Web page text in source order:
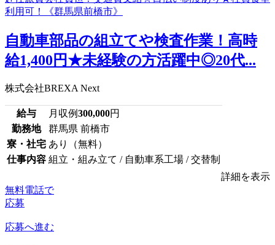
自動車部品の組立てや検査作業！高時
給1,400円★未経験の方活躍中◎20代...
株式会社BREXA Next
給与 月収例300,000円
勤務地
群馬県 前橋市
寮・社宅 あり（無料）
仕事内容 組立・組み立て / 自動車系工場 / 交替制
詳細を表示
無料電話で
応募
応募へ進む